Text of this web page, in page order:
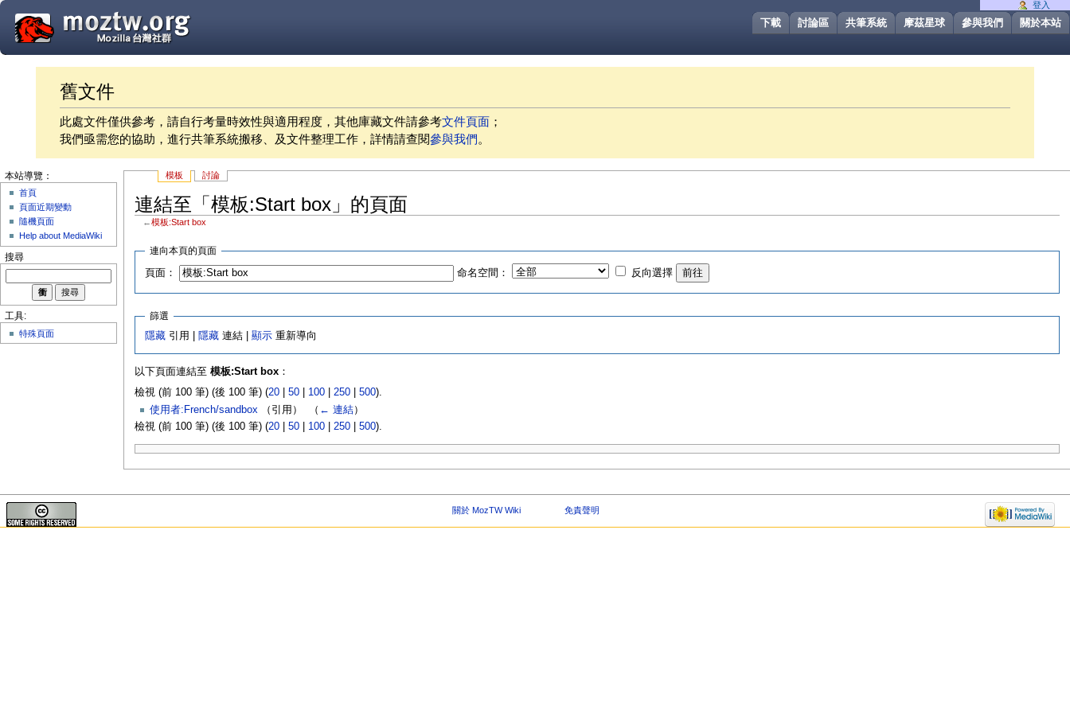
關於本站
參與我們
摩茲星球
共筆系統
討論區
下載
舊文件
此處文件僅供參考，請自行考量時效性與適用程度，其他庫藏文件請參考文件頁面 ；
我們亟需您的協助，進行共筆系統搬移、及文件整理工作，詳情請查閱參與我們。
模板 討論
連結至「模板:Start box」的頁面
←模板:Start box
連向本頁的頁面
頁面： 命名空間： 反向選擇
篩選
隱藏 引用 | 隱藏 連結 |顯示 重新導向
以下頁面連結至 模板:Start box：
檢視 (前 100 筆) (後 100 筆) (20| 50| 100| 250| 500).
使用者:French/sandbox（引用） ‎ （ ← 連結）
檢視 (前 100 筆) (後 100 筆) (20| 50| 100| 250| 500).
登入
本站導覽：
首頁
頁面近期變動
隨機頁面
Help about MediaWiki
搜尋
工具:
特殊頁面
關於 MozTW Wiki 免責聲明